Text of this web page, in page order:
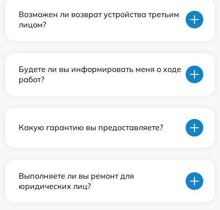
Возможен ли возврат устройства третьим
лицом?
Будете ли вы информировать меня о ходе
работ?
Какую гарантию вы предоставляете?
Выполняете ли вы ремонт для
юридических лиц?